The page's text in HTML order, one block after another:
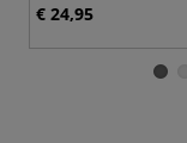
€ 24,95